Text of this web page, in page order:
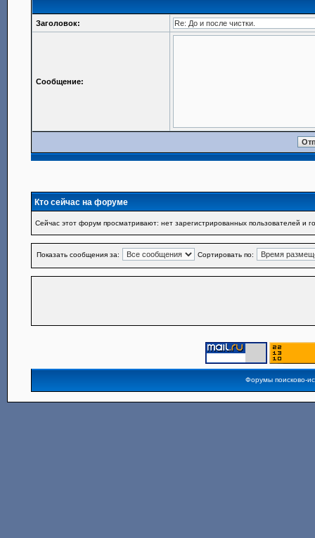
Заголовок:
Сообщение:
Кто сейчас на форуме
Сейчас этот форум просматривают: нет зарегистрированных пользователей и
Показать сообщения за: Сортировать по:
Форумы поисково-